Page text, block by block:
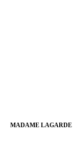
MADAME LAGARDE